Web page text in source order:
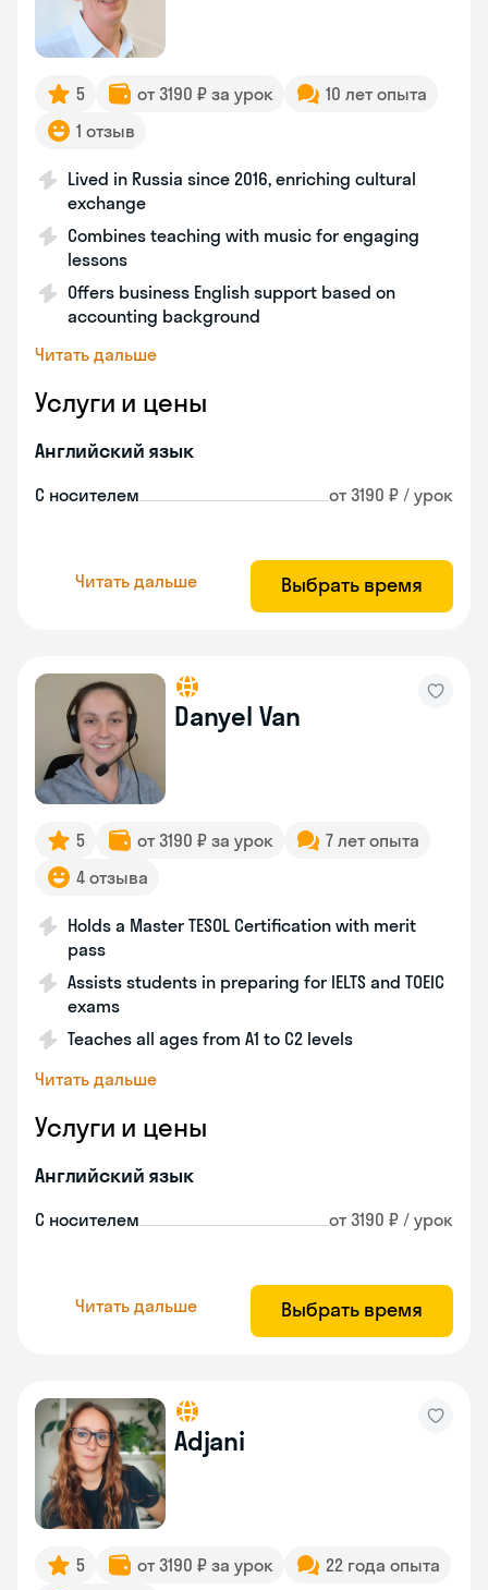
5 от 3190 ₽ за урок
10 лет опыта
1 отзыв
Lived in Russia since 2016, enriching cultural
exchange
Combines teaching with music for engaging
lessons
Offers business English support based on
accounting background
Читать дальше
Услуги и цены
Английский язык
С носителем от 3190 ₽ / урок
Читать дальше Выбрать время
Danyel Van
5 от 3190 ₽ за урок
7 лет опыта
4 отзыва
Holds a Master TESOL Certification with merit
pass
Assists students in preparing for IELTS and TOEIC
exams
Teaches all ages from A1 to C2 levels
Читать дальше
Услуги и цены
Английский язык
С носителем от 3190 ₽ / урок
Читать дальше Выбрать время
Adjani
5 от 3190 ₽ за урок
22 года опыта